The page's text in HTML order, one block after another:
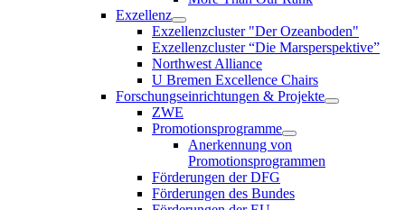
Exzellenz
Exzellenzcluster "Der Ozeanboden"
Exzellenzcluster “Die Marsperspektive”
Northwest Alliance
U Bremen Excellence Chairs
Forschungseinrichtungen & Projekte
ZWE
Promotionsprogramme
Anerkennung von
Promotionsprogrammen
Förderungen der DFG
Förderungen des Bundes